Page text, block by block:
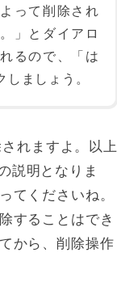
って削除され
」とダイアロ
るので、「は
ましょう。
れますよ。以上
説明となりま
くださいね。
することはでき
から、削除操作